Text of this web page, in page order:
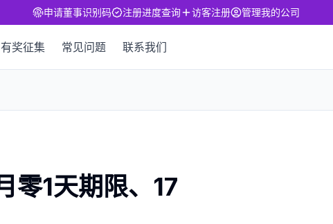
申请董事识别码 注册进度查询 访客注册 管理我的公司
有奖征集 常见问题 联系我们
1天期限、17